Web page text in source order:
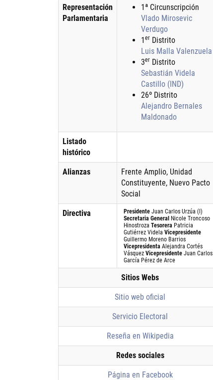
Representación
Parlamentaria
1ª Circunscripción
Vlado Mirosevic
Verdugo
1 er Distrito
Luis Malla Valenzuela
3er Distrito
Sebastián Videla
Castillo (IND)
26º Distrito
Alejandro Bernales
Maldonado
Listado
histórico
Alianzas
Frente Amplio, Unidad
Constituyente, Nuevo Pacto
Social
Directiva Presidente Juan Carlos Urzúa (I)
Secretaria General Nicole Troncoso
Hinostroza Tesorera Patricia
Gutiérrez Videla Vicepresidente
Guillermo Moreno Barrios
Vicepresidenta Alejandra Cortés
Vásquez Vicepresidente Juan Carlos
García Pérez de Arce
Sitios Webs
Sitio web oficial
Servicio Electoral
Reseña en Wikipedia
Redes sociales
Página en Facebook